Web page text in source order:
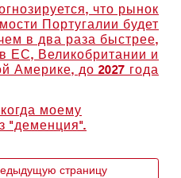
что рынок
Португалии будет
в два раза быстрее,
ЕС, Великобритании и
Америке, до 2027 года
моему
"деменция".
страницу